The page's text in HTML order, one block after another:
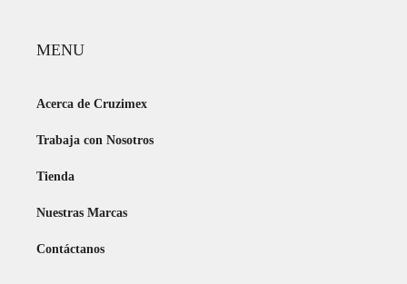
MENU
Acerca de Cruzimex
Trabaja con Nosotros
Tienda
Nuestras Marcas
Contáctanos